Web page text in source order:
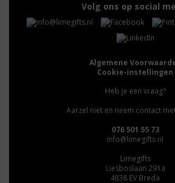
Volg ons op social
Algemene
Cookie-instellingen
Heb je een vraag?
Aarzel niet en neem contact
076 501 55 73
info@limegifts.nl
Limegifts
Liesboslaan 291a
4838 EV Breda